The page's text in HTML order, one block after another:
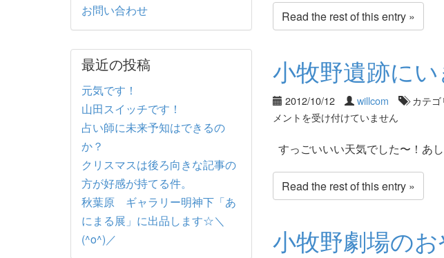
Read the rest of this entry »
小牧野遺跡にい
2012/10/12 willcom カテゴ
メントを受け付けていません
すっごいいい天気でした〜！あ
Read the rest of this entry »
小牧野劇場の
お問い合わせ
最近の投稿
元気です！
山田スイッチです！
占い師に未来予知はできるの
か？
クリスマスは後ろ向きな記事の
方が好感が持てる件。
秋葉原 ギャラリー明神下「あ
にまる展」に出品します☆＼
(^o^)／